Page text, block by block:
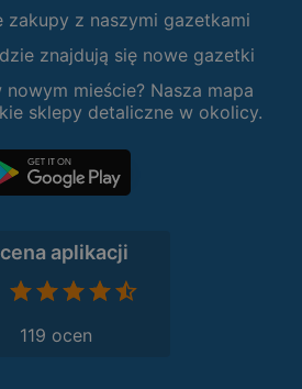
zakupy z naszymi gazetkami
znajdują się nowe gazetki
mieście? Nasza mapa
sklepy detaliczne w okolicy.
aplikacji
119 ocen